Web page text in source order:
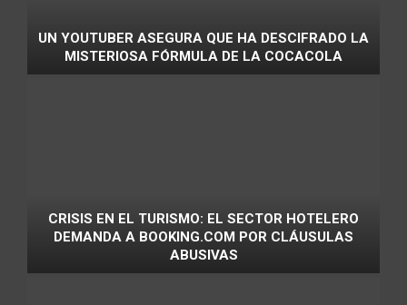
UN YOUTUBER ASEGURA QUE HA DESCIFRADO LA
MISTERIOSA FÓRMULA DE LA COCACOLA
CRISIS EN EL TURISMO: EL SECTOR HOTELERO
DEMANDA A BOOKING.COM POR CLÁUSULAS
ABUSIVAS